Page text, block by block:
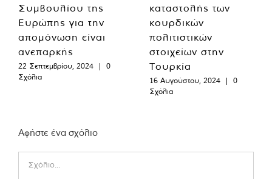
Συμβουλίου της
Ευρώπης για την
απομόνωση είναι
ανεπαρκής
22 Σεπτεμβρίου, 2024 |
0
Σχόλια
καταστολής των
κουρδικών
πολιτιστικών
στοιχείων στην
Τουρκία
16 Αυγούστου, 2024 |
0
Σχόλια
Αφήστε ένα σχόλιο